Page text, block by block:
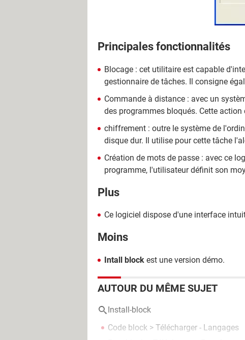
Principales fonctionnalités
Blocage : cet utilitaire est capable
gestionnaire de tâches. Il consigne
Commande à distance : avec un
des programmes bloqués. Cette
chiffrement : outre le système de
disque dur. Il utilise pour cette tâche
Création de mots de passe : avec ce
programme, l'utilisateur définit son
Plus
Ce logiciel dispose d'une interface
Moins
Intall block est une version démo.
AUTOUR DU MÊME SUJET
Install-block
Code block > Télécharger - Langages